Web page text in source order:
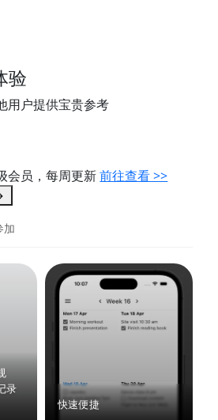
验
用户提供宝贵参考
会员，每周更新 前往查看 >>
加
录
快速便捷